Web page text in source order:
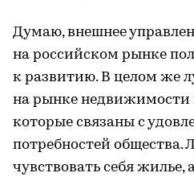
Думаю, внешнее
на российском рынке
к развитию. В целом же
на рынке недвижимости
которые связаны с
потребностей общества.
чувствовать себя